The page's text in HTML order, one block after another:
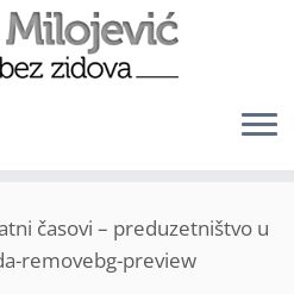
časovi – preduzetništvo u
removebg-preview